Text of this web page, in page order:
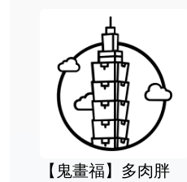
【鬼畫福】多肉胖